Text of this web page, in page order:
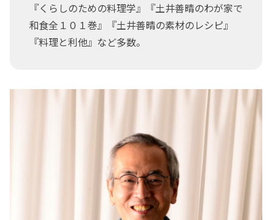
『くらしのための料理学』『土井善晴のわが家で
和食全１０１巻』『土井善晴の素材のレシピ』
『料理と利他』など多数。